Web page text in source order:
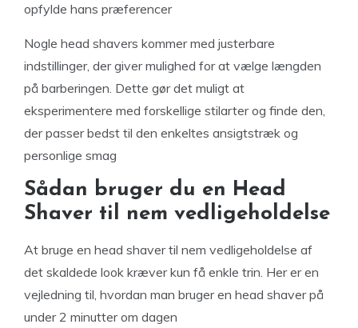
opfylde hans præferencer
Nogle head shavers kommer med justerbare
indstillinger, der giver mulighed for at vælge længden
på barberingen. Dette gør det muligt at
eksperimentere med forskellige stilarter og finde den,
der passer bedst til den enkeltes ansigtstræk og
personlige smag
Sådan bruger du en Head
Shaver til nem vedligeholdelse
At bruge en head shaver til nem vedligeholdelse af
det skaldede look kræver kun få enkle trin. Her er en
vejledning til, hvordan man bruger en head shaver på
under 2 minutter om dagen